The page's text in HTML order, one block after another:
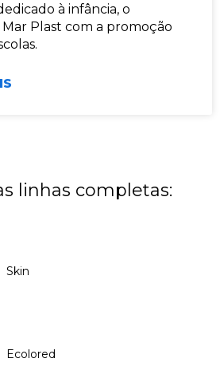
à infância, o
Plast com a promoção
linhas completas:
Skin
Ecolored